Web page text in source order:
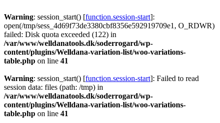
Warning: session_start() [function.session-start]:
open(/tmp/sess_4d69f73de3380cbf8356e592919709e1, O_RDWR)
failed: Disk quota exceeded (122) in
/var/www/welldanatools.dk/soderrogard/wp-
content/plugins/Welldana-variation-list/woo-variations-
table.php on line 41
Warning: session_start() [function.session-start]: Failed to read
session data: files (path: /tmp) in
/var/www/welldanatools.dk/soderrogard/wp-
content/plugins/Welldana-variation-list/woo-variations-
table.php on line 41